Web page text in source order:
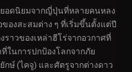
อดนิยมจากญี่ปุ่นที่หลายคนหลง
องสะสมต่าง ๆ ที่เริ่มขึ้นตั้งแต่ปี
ราวของเหล่าฮีโร่จากอวกาศที่
ในการปกป้องโลกจากภัย
ษ์ (ไคจู) และศัตรูจากต่างดาว